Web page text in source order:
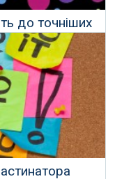
до точніших
в ехокамерах